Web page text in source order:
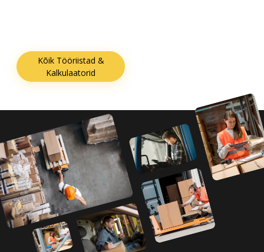
Kõik Tööriistad &
Kalkulaatorid